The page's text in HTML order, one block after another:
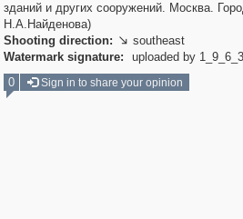
зданий и других сооружений. Москва.
Н.А.Найденова)
Shooting direction:  southeast
Watermark signature:
uploaded by 1_9_6_3
0
Sign in to share your opinion